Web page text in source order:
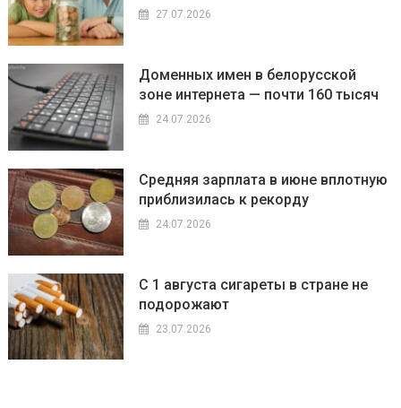
27.07.2026
Доменных имен в белорусской
зоне интернета — почти 160 тысяч
24.07.2026
Средняя зарплата в июне вплотную
приблизилась к рекорду
24.07.2026
С 1 августа сигареты в стране не
подорожают
23.07.2026